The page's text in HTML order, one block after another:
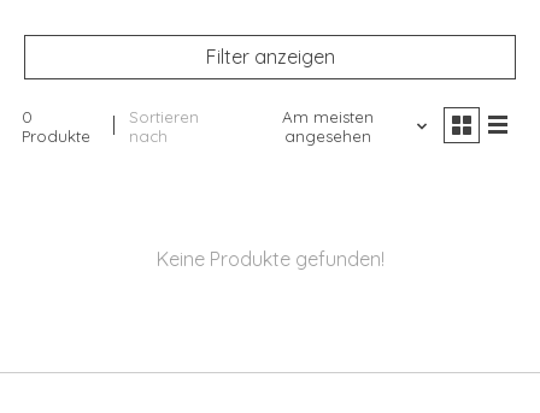
Filter anzeigen
0
Produkte
Sortieren
nach
Am meisten
angesehen
Keine Produkte gefunden!